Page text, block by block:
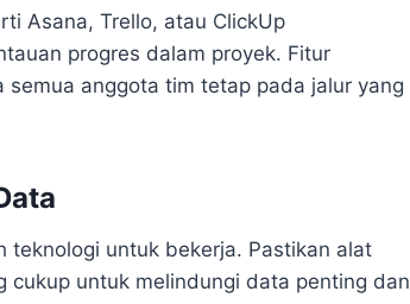
Asana, Trello, atau ClickUp
progres dalam proyek. Fitur
anggota tim tetap pada jalur yang
teknologi untuk bekerja. Pastikan alat
cukup untuk melindungi data penting dan